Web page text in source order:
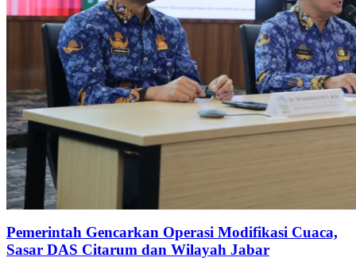
Pemerintah Gencarkan Operasi Modifikasi Cuaca,
Sasar DAS Citarum dan Wilayah Jabar